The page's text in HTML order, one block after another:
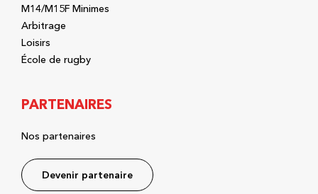
M14/M15F Minimes
Arbitrage
Loisirs
École de rugby
PARTENAIRES
Nos partenaires
Devenir partenaire